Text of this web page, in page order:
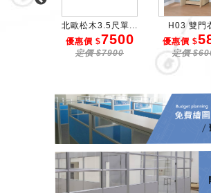
北歐松木3.5尺單...
優惠價 $7500
定價 $7900
H03 雙門
優惠價 $
定價